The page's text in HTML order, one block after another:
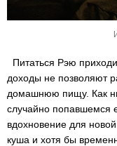
Питаться Рэю
доходы не позволяют
домашнюю пищу. Как
случайно попавшемся
вдохновение для
куша и хотя бы